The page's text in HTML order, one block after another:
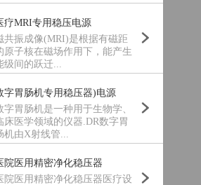
疗MRI专用稳压电源
共振成像(MRI)是根据有磁距
原子核在磁场作用下，能产生
级间的跃迁...
字胃肠机专用稳压器)电源
字胃肠机是一种用于生物学、
床医学领域的仪器.DR数字胃
机由X射线管...
院医用精密净化稳压器
院医用精密净化稳压器医疗设